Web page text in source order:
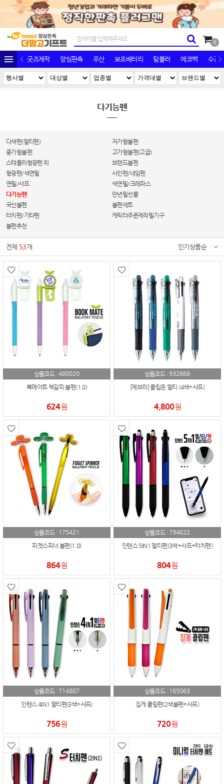
0
굿즈제작 양심판촉 우산 보조배터리 텀블러 에코백 수건/
다기능펜
다색펜(멀티펜)
저가형볼펜
중가형볼펜
고가형볼펜(고급)
스테들러형광펜 외
브랜드볼펜
형광펜/색연필
사인펜/네임펜
연필/샤프
색연필/크레파스
다기능펜
만년필선물
국산볼펜
볼펜세트
터치펜/기타펜
캐릭터주문제작필기구
볼펜추천
전체 53개 인기상품순
상품코드 :480020
북메이트 책갈피 볼펜(1.0)
624원
상품코드 :932668
[제브라] 클립온 멀티 (4색+샤프)
4,800원
상품코드 : 175421
피젯스피너 볼펜(1.0)
864원
상품코드 : 794622
인텐스 5IN1 멀티펜(3색+샤프+터치펜)
804원
상품코드 : 714807
인텐스 4IN1 멀티펜(3색+샤프)
756원
상품코드 : 165063
집게 클립펜(2색볼펜+샤프)
720원